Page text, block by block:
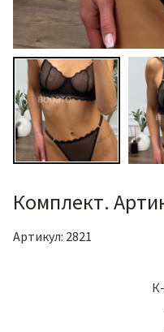
Комплект.
Артикул: 2821